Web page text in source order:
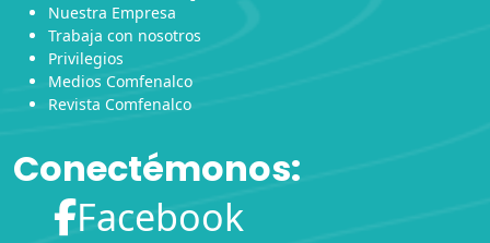
Nuestra Empresa
Trabaja con nosotros
Privilegios
Medios Comfenalco
Revista Comfenalco
Conectémonos:
Facebook